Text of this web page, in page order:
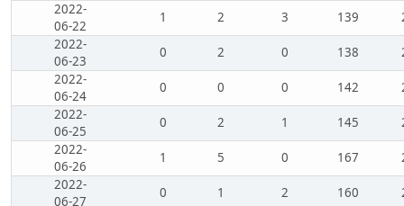
2022-
06-22
1 2 3 139
2022-
06-23
0 2 0 138
2022-
06-24
0 0 0 142
2022-
06-25
0 2 1 145
2022-
06-26
1 5 0 167
2022-
06-27
0 1 2 160